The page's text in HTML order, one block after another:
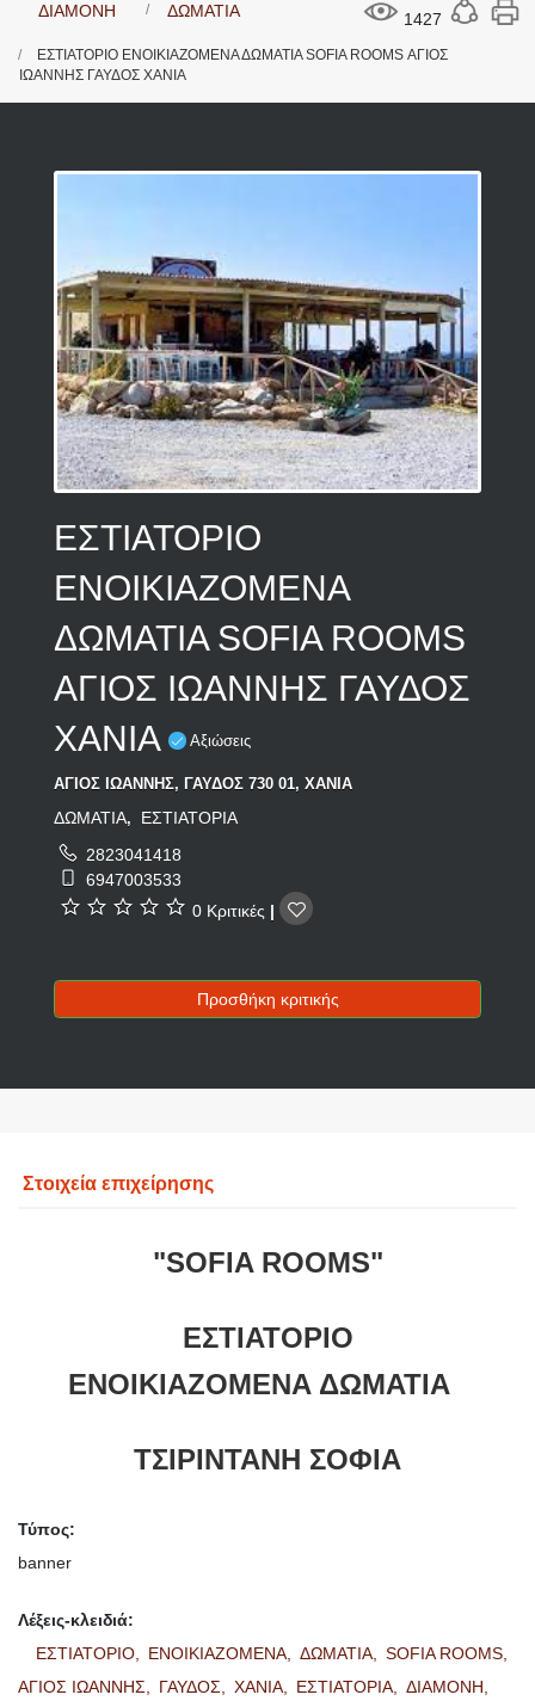
1427
ΔΙΑΜΟΝΗ ΔΩΜΑΤΙΑ
ΕΣΤΙΑΤΟΡΙΟ ΕΝΟΙΚΙΑΖΟΜΕΝΑ ΔΩΜΑΤΙΑ SOFIA ROOMS ΑΓΙΟΣ
ΙΩΑΝΝΗΣ ΓΑΥΔΟΣ ΧΑΝΙΑ
ΕΣΤΙΑΤΟΡΙΟ
ΕΝΟΙΚΙΑΖΟΜΕΝΑ
ΔΩΜΑΤΙΑ SOFIA ROOMS
ΑΓΙΟΣ ΙΩΑΝΝΗΣ ΓΑΥΔΟΣ
ΧΑΝΙΑ
Αξιώσεις
ΑΓΙΟΣ ΙΩΑΝΝΗΣ, ΓΑΥΔΟΣ 730 01, ΧΑΝΙΑ
ΔΩΜΑΤΙΑ, ΕΣΤΙΑΤΟΡΙΑ
2823041418
6947003533
0 Κριτικές |
Προσθήκη κριτικής
Στοιχεία επιχείρησης
"SOFIA ROOMS"
ΕΣΤΙΑΤΟΡΙΟ
ΕΝΟΙΚΙΑΖΟΜΕΝΑ ΔΩΜΑΤΙΑ
ΤΣΙΡΙΝΤΑΝΗ ΣΟΦΙΑ
Τύπος:
banner
Λέξεις-κλειδιά:
ΕΣΤΙΑΤΟΡΙΟ,
ΕΝΟΙΚΙΑΖΟΜΕΝΑ, ΔΩΜΑΤΙΑ,
SOFIA ROOMS,
ΑΓΙΟΣ ΙΩΑΝΝΗΣ,
ΓΑΥΔΟΣ, ΧΑΝΙΑ, ΕΣΤΙΑΤΟΡΙΑ, ΔΙΑΜΟΝΗ,